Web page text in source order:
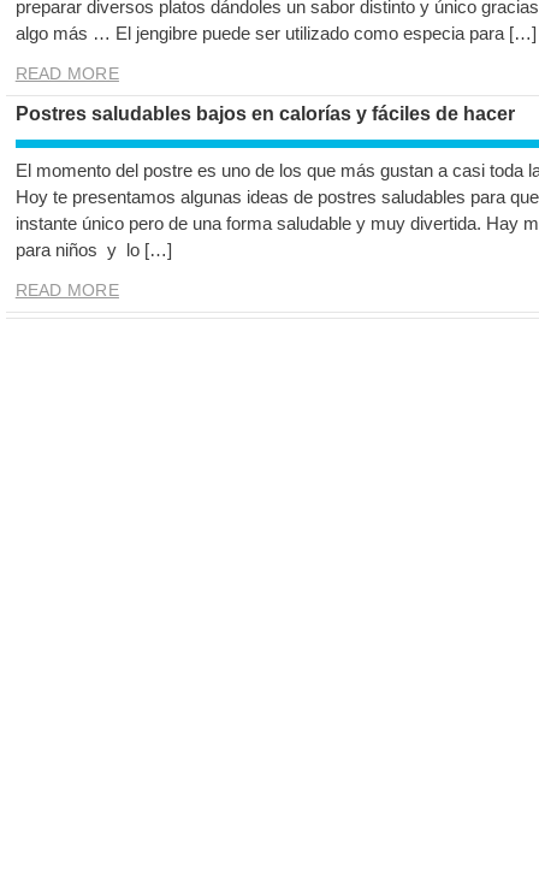
preparar diversos platos dándoles un sabor distinto y único
algo más … El jengibre puede ser utilizado como especia para […]
READ MORE
Postres saludables bajos en calorías y fáciles de hacer
El momento del postre es uno de los que más gustan a casi toda
Hoy te presentamos algunas ideas de postres saludables para
instante único pero de una forma saludable y muy divertida. Hay
para niños y lo […]
READ MORE